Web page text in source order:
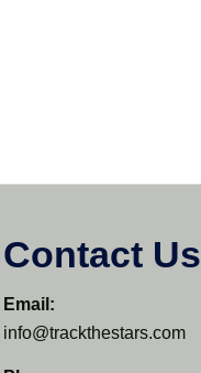
Contact Us
Email:
info@trackthestars.com